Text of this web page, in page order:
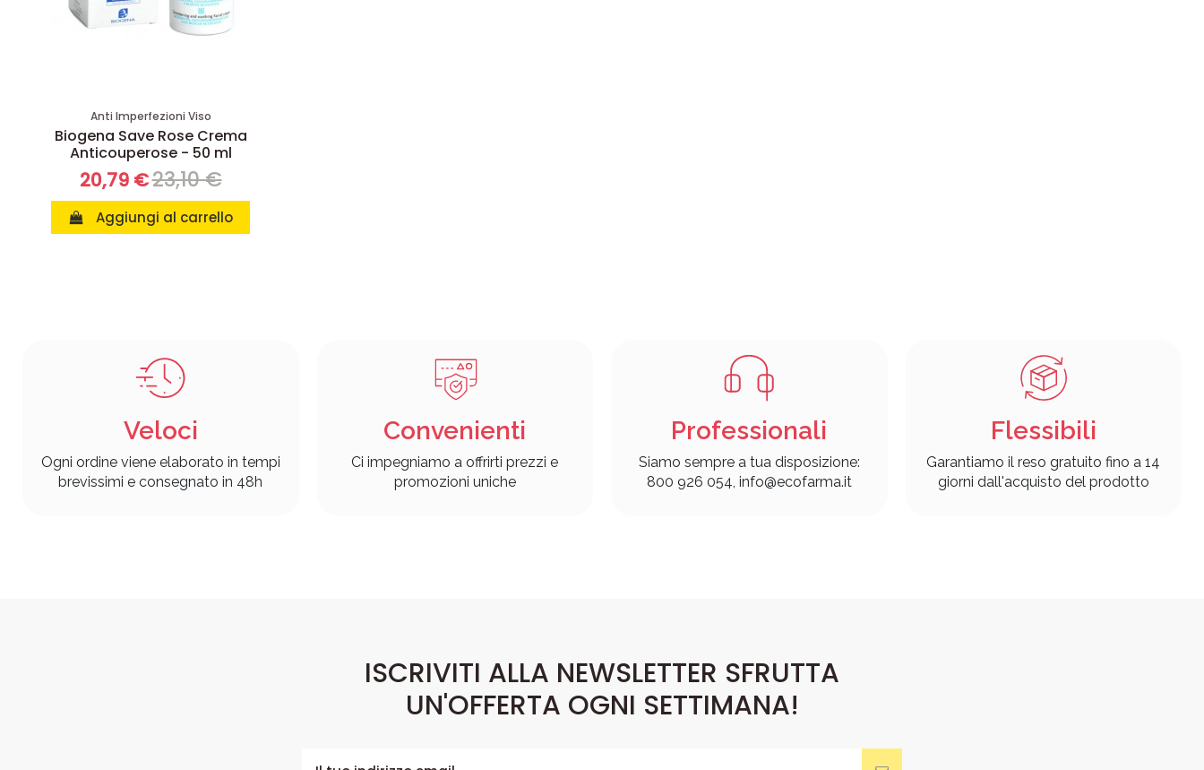
Anti Imperfezioni Viso
Biogena Save Rose Crema
Anticouperose - 50 ml
20,79 €23,10 €
Aggiungi al carrello
Veloci
Ogni ordine viene elaborato in tempi
brevissimi e consegnato in 48h
Convenienti
Ci impegniamo a offrirti prezzi e
promozioni uniche
Professionali
Siamo sempre a tua disposizione:
800 926 054, info@ecofarma.it
Flessibili
Garantiamo il reso gratuito fino a 14
giorni dall'acquisto del prodotto
ISCRIVITI ALLA NEWSLETTER SFRUTTA
UN'OFFERTA OGNI SETTIMANA!